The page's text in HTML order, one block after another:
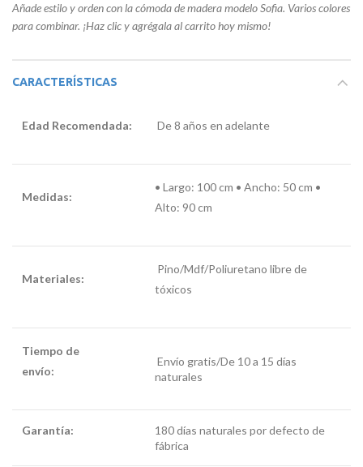
Añade estilo y orden con la cómoda de madera modelo Sofia. Varios colores
para combinar. ¡Haz clic y agrégala al carrito hoy mismo!
CARACTERÍSTICAS
Edad Recomendada: De 8 años en adelante
Medidas:
• Largo: 100 cm • Ancho: 50 cm •
Alto: 90 cm
Materiales:
Pino/Mdf/Poliuretano libre de
tóxicos
Tiempo de
envío:
Envío gratis/De 10 a 15 días
naturales
Garantía:
180 días naturales por defecto de
fábrica